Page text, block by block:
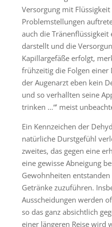
Versorgung mit
Problemstellungen
auch die Tränenflüssigkeit
darstellt und die
Kapillargefäße erfolgt,
frühzeitig die Folgen
der Augenarzt eben kein
und so verhallten seine
trinken …“’ meist
Ein Kennzeichen der
natürliche Durstgefühl
zweites, das gegen eine
eine gewisse Abneigung
Gewohnheiten
Getränke zuzuführen.
Ausscheidungen werden
so das ganz absichtlich
einer längeren Reise wird